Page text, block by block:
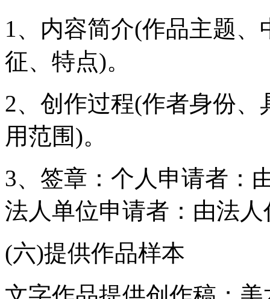
1、内容简介(作品主题
征、特点)。
2、创作过程(作者身份
用范围)。
3、签章：个人申请者：
法人单位申请者：由法
(六)提供作品样本